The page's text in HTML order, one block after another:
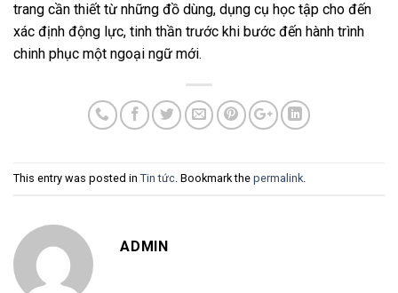
trang cần thiết từ những đồ dùng, dụng cụ học tập cho đến
xác định động lực, tinh thần trước khi bước đến hành trình
chinh phục một ngoại ngữ mới.
This entry was posted in Tin tức . Bookmark the permalink
ADMIN